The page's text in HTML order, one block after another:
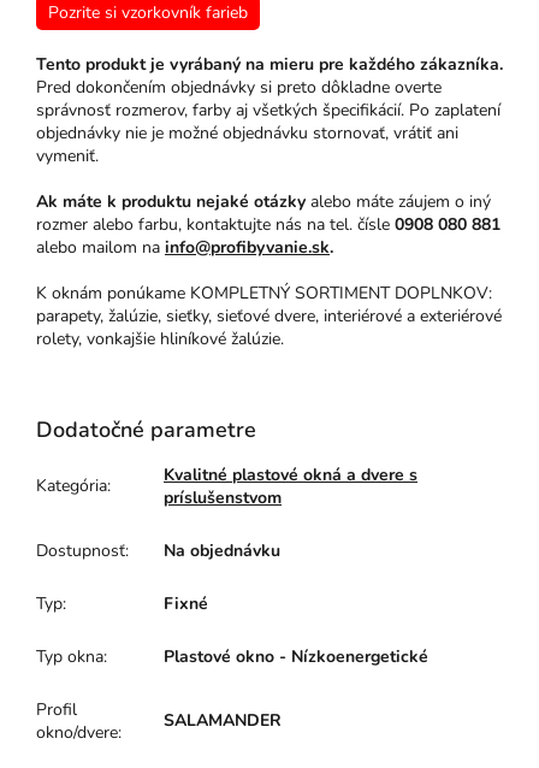
Pozrite si vzorkovník farieb
Tento produkt je vyrábaný na mieru pre každého zákazníka.
Pred dokončením objednávky si preto dôkladne overte
správnosť rozmerov, farby aj všetkých špecifikácií. Po zaplatení
objednávky nie je možné objednávku stornovať, vrátiť ani
vymeniť.
Ak máte k produktu nejaké otázky alebo máte záujem o iný
rozmer alebo farbu, kontaktujte nás na tel. čísle 0908 080 881
alebo mailom na info@profibyvanie.sk.
K oknám ponúkame KOMPLETNÝ SORTIMENT DOPLNKOV:
parapety, žalúzie, sieťky, sieťové dvere, interiérové a exteriérové
rolety, vonkajšie hliníkové žalúzie.
Dodatočné parametre
Kategória:
Kvalitné plastové okná a dvere s
príslušenstvom
Dostupnosť: Na objednávku
Typ: Fixné
Typ okna: Plastové okno - Nízkoenergetické
Profil
okno/dvere:
SALAMANDER